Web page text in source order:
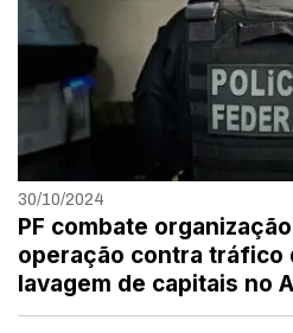
30/10/2024
PF combate
operação contra tráfico
lavagem de capitais no